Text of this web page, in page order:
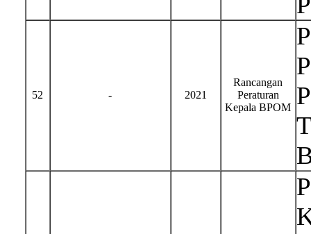
52 - 2021
Rancangan
Peraturan
Kepala BPOM